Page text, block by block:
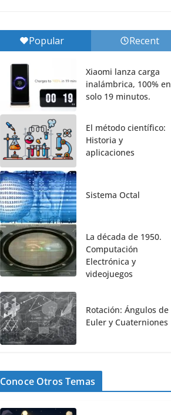
Popular Recent
Xiaomi lanza carga
inalámbrica, 100% en
solo 19 minutos.
El método científico:
Historia y
aplicaciones
Sistema Octal
La década de 1950.
Computación
Electrónica y
videojuegos
Rotación: Ángulos de
Euler y Cuaterniones
Conoce Otros Temas